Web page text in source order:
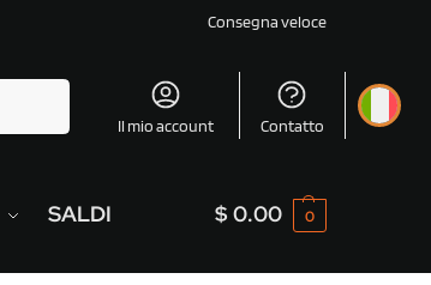
Consegna veloce
Il mio account Contatto
SALDI $ 0.00 0